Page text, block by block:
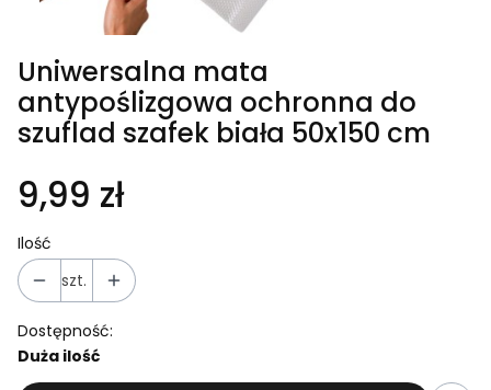
Uniwersalna mata
antypoślizgowa ochronna do
szuflad szafek biała 50x150 cm
9,99 zł
Ilość
szt.
Dostępność:
Duża ilość